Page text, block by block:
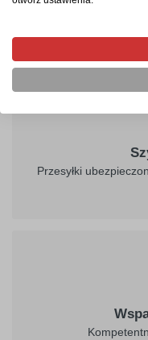
momentu nadania.
Przesyłki